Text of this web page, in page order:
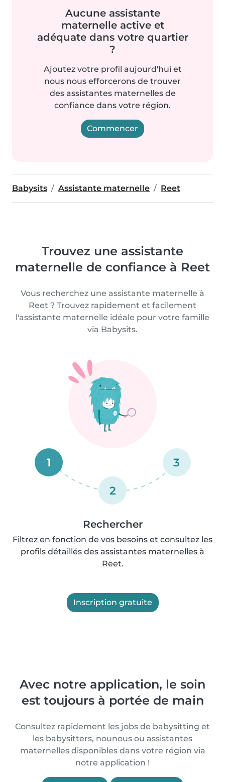
Aucune assistante
maternelle active et
adéquate dans votre quartier
?
Ajoutez votre profil aujourd'hui et
nous nous efforcerons de trouver
des assistantes maternelles de
confiance dans votre région.
Commencer
Babysits Assistante maternelle Reet
Trouvez une assistante
maternelle de confiance à Reet
Vous recherchez une assistante maternelle à
Reet ? Trouvez rapidement et facilement
l'assistante maternelle idéale pour votre famille
via Babysits.
1
2
3
Rechercher
Filtrez en fonction de vos besoins et consultez les
profils détaillés des assistantes maternelles à
Reet.
Inscription gratuite
Avec notre application, le soin
est toujours à portée de main
Consultez rapidement les jobs de babysitting et
les babysitters, nounous ou assistantes
maternelles disponibles dans votre région via
notre application !